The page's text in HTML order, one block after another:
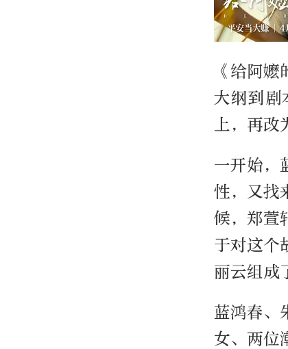
《给阿
大纲到剧
上，再改
一开始，
性，又找
候，郑萱
于对这个
丽云组成
蓝鸿春、
女、两位